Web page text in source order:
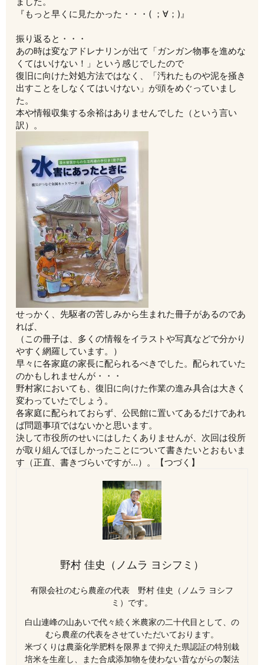
『もっと早くに見たかった・・・( ；∀；)』
振り返ると・・・
あの時は変なアドレナリンが出て「ガンガン物事を進めな
くてはいけない！」という感じでしたので
復旧に向けた対処方法ではなく、「汚れたものや泥を掻き
出すことをしなくてはいけない」が頭をめぐっていまし
た。
本や情報収集する余裕はありませんでした（という言い
訳）。
せっかく、先駆者の苦しみから生まれた冊子があるのであ
れば、
（この冊子は、多くの情報をイラストや写真などで分かり
やすく網羅しています。）
早々に各家庭の家長に配られるべきでした。配られていた
のかもしれませんが・・・
野村家においても、復旧に向けた作業の進み具合は大きく
変わっていたでしょう。
各家庭に配られておらず、公民館に置いてあるだけであれ
ば問題事項ではないかと思います。
決して市役所のせいにはしたくありませんが、次回は役所
が取り組んでほしかったことについて書きたいとおもいま
す（正直、書きづらいですが…）。【つづく】
野村 佳史（ノムラ ヨシフミ）
有限会社のむら農産の代表 野村 佳史（ノムラ ヨシフ
ミ）です。
白山連峰の山あいで代々続く米農家の二十代目として、の
むら農産の代表をさせていただいております。
米づくりは農薬化学肥料を限界まで抑えた県認証の特別栽
培米を生産し、また合成添加物を使わない昔ながらの製法